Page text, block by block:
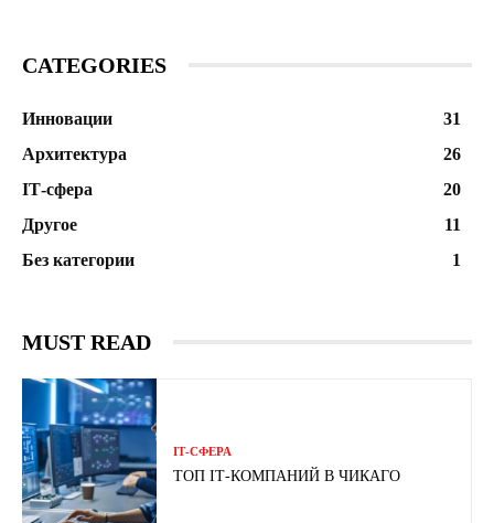
CATEGORIES
Инновации
31
Архитектура
26
ІТ-сфера
20
Другое
11
Без категории
1
MUST READ
ІТ-СФЕРА
ТОП ІТ-КОМПАНИЙ В ЧИКАГО